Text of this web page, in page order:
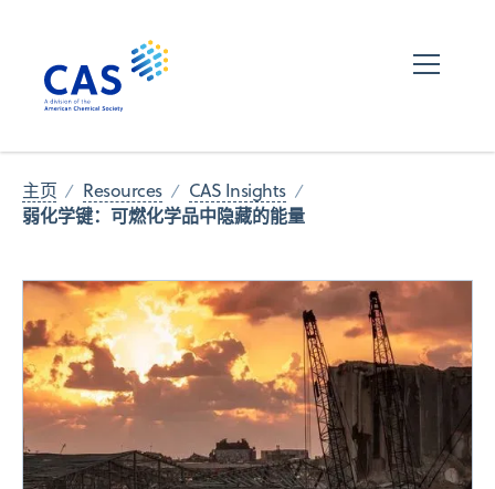
主页 Resources CAS Insights
弱化学键：可燃化学品中隐藏的能量